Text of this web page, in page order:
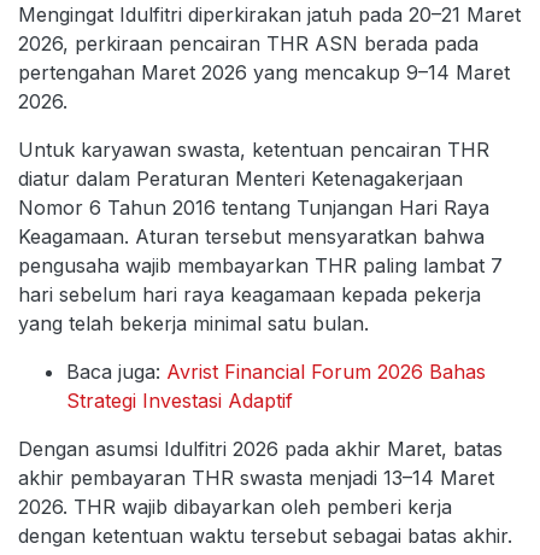
Mengingat Idulfitri diperkirakan jatuh pada 20–21 Maret
2026, perkiraan pencairan THR ASN berada pada
pertengahan Maret 2026 yang mencakup 9–14 Maret
2026.
Untuk karyawan swasta, ketentuan pencairan THR
diatur dalam Peraturan Menteri Ketenagakerjaan
Nomor 6 Tahun 2016 tentang Tunjangan Hari Raya
Keagamaan. Aturan tersebut mensyaratkan bahwa
pengusaha wajib membayarkan THR paling lambat 7
hari sebelum hari raya keagamaan kepada pekerja
yang telah bekerja minimal satu bulan.
Baca juga: Avrist Financial Forum 2026 Bahas
Strategi Investasi Adaptif
Dengan asumsi Idulfitri 2026 pada akhir Maret, batas
akhir pembayaran THR swasta menjadi 13–14 Maret
2026. THR wajib dibayarkan oleh pemberi kerja
dengan ketentuan waktu tersebut sebagai batas akhir.